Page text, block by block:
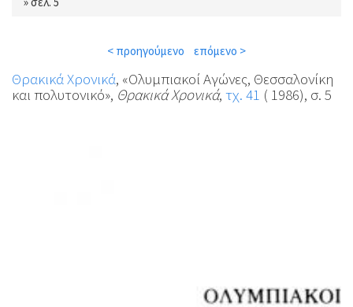
< προηγούμενο επόμενο >
Θρακικά Χρονικά, «Ολυμπιακοί Αγώνες, Θεσσαλονίκη
και πολυτονικό», Θρακικά Χρονικά, τχ. 41 ( 1986), σ. 5